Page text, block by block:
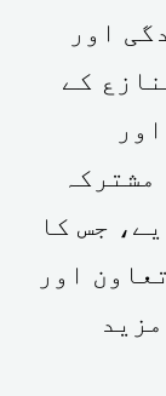
اور
کے
جس کا
اور